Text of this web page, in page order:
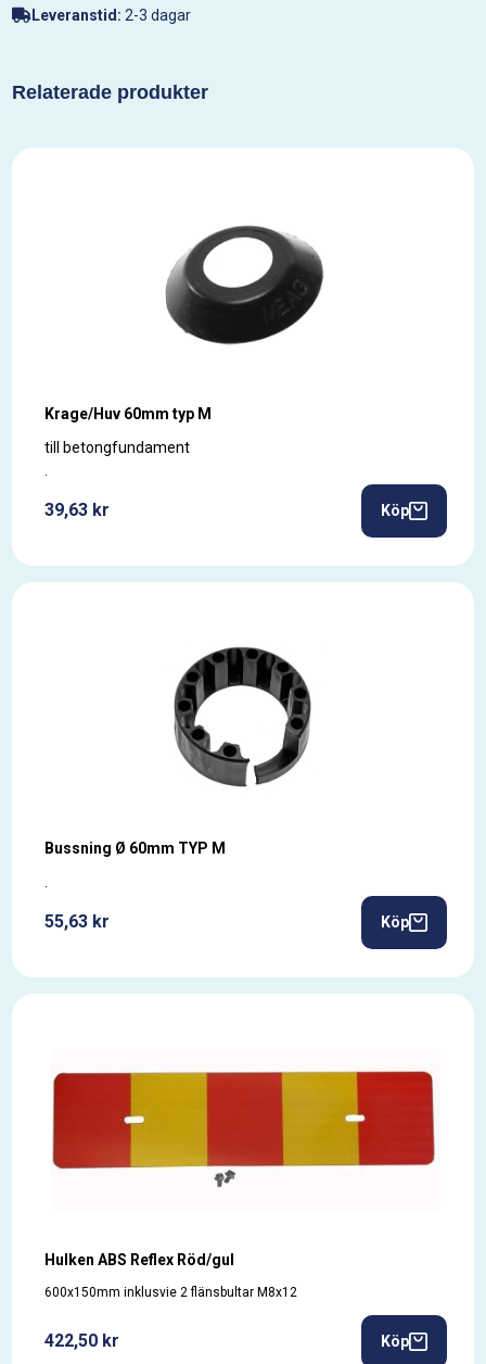
Leveranstid: 2-3 dagar
Relaterade produkter
Krage/Huv 60mm typ M
till betongfundament
39,63 kr Köp
Bussning Ø 60mm TYP M
55,63 kr Köp
Hulken ABS Reflex Röd/gul
600x150mm inklusvie 2 flänsbultar M8x12
422,50 kr Köp